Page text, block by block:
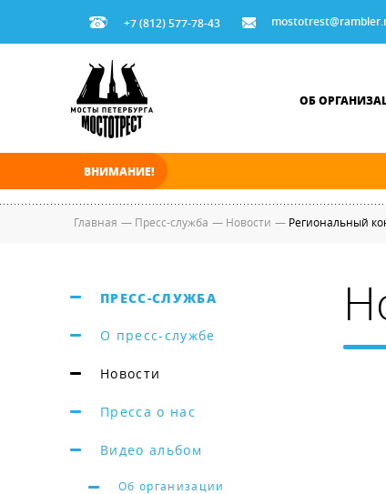
+7 (812) 577-78-43
ОБ
ВНИМАНИЕ!
Главная — Пресс-служба — Новости — Региональный
ПРЕСС-СЛУЖБА
О пресс-службе
Новости
Пресса о нас
Видео альбом
Об организации